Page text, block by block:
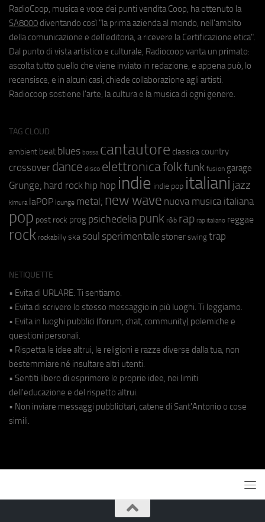
RadioCoop, musica e voce dei punti vendita Coop, ha ottenuto la
SA8000 diventando così "la prima azienda al mondo, nell'ambito
della comunicazione e dell'editoria, a ricevere la Certificazione etica".
Dal punto di vista artistico e culturale, Radiocoop vanta un primato:
ascolta tutto quello che viene inviato in redazione, e appena può, lo
recensisce, e in alcuni casi, chiede collaborazione agli artisti.
Radiocoop sostiene l'arte, la cultura e la musica di ogni genere.
TAG CLOUD
ambient beat blues bossa cantautore classica country
crossover dance disco elettronicafolkfunk fusion garage
Grunge; hard rock hip hop indie indie pop italiani jazz
kimura laPOP lounge metal; new wave nuova musica italiana
pop post rock prog psichedeliapunk r&b rap rap italiano reggae
rock rockabilly ska soul sperimentale stoner swing trap
NETIQUETTE
• Evita di URLARE. Ti sentiamo.
• Evita di scrivere lo stesso messaggio in più luoghi. Ti leggiamo.
• Evita in luoghi pubblici (forum, chat, community) polemiche e
questioni personali.
• Rispetta le idee altrui, le religioni e razze diverse dalla tua, non
bestemmiare né insultare altri utenti.
• Sentiti libero di esprimere le proprie idee, nei limiti
dell'educazione e del rispetto altrui.
• Non inviare messaggi pubblicitari, catene di Sant'Antonio o cose
simili.